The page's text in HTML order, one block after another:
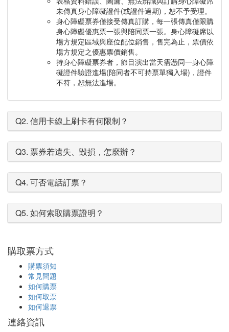
未傳真身心障礙證件(或證件過期)，恕不予受理。
身心障礙票券僅接受傳真訂購，每一張傳真僅限購
身心障礙優惠票一張與陪同票一張。身心障礙席以
場方規定區域與座位配位銷售，售完為止，票價依
場方規定之優惠票價銷售。
持身心障礙票券者，節目演出當天需憑同一身心障
礙證件驗證進場(陪同者不可持票單獨入場)，證件
不符，恕無法進場。
Q2. 信用卡線上刷卡有何限制？
Q3. 票券若遺失、毀損，怎麼辦？
Q4. 可否電話訂票？
Q5. 如何索取購票證明？
購取票方式
購票須知
常見問題
如何購票
如何取票
如何退票
連絡資訊